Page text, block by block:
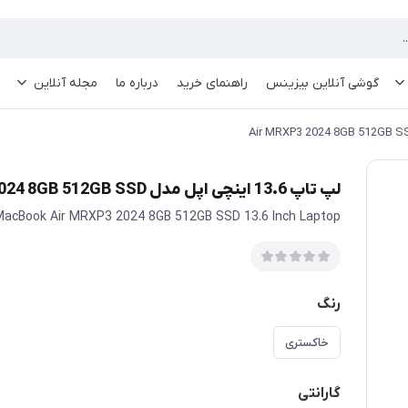
گوشی آنلاین بیزینس راهنمای خرید درباره ما مجله آنلاین
لپ تاپ 13.6 اینچی اپل مدل Air MRXP3 2024 8GB 512GB SSD
Air MRXP3 2024 8GB 512GB SSD 13.6 Inch Laptop
رنگ
خاکستری
گارانتی